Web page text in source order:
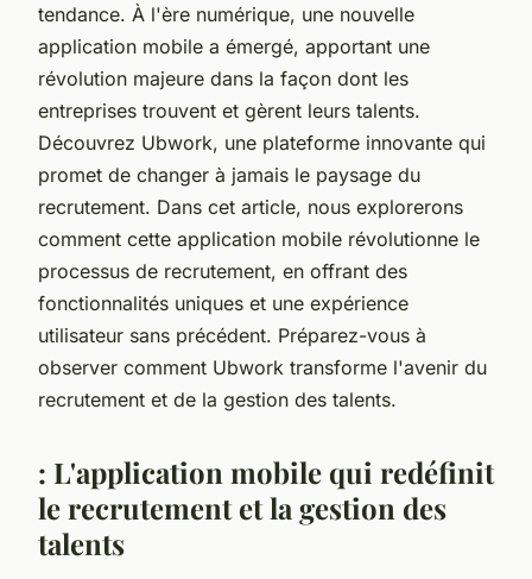
tendance. À l'ère numérique, une nouvelle
application mobile a émergé, apportant une
révolution majeure dans la façon dont les
entreprises trouvent et gèrent leurs talents.
Découvrez Ubwork, une plateforme innovante qui
promet de changer à jamais le paysage du
recrutement. Dans cet article, nous explorerons
comment cette application mobile révolutionne le
processus de recrutement, en offrant des
fonctionnalités uniques et une expérience
utilisateur sans précédent. Préparez-vous à
observer comment Ubwork transforme l'avenir du
recrutement et de la gestion des talents.
: L'application mobile qui redéfinit
le recrutement et la gestion des
talents